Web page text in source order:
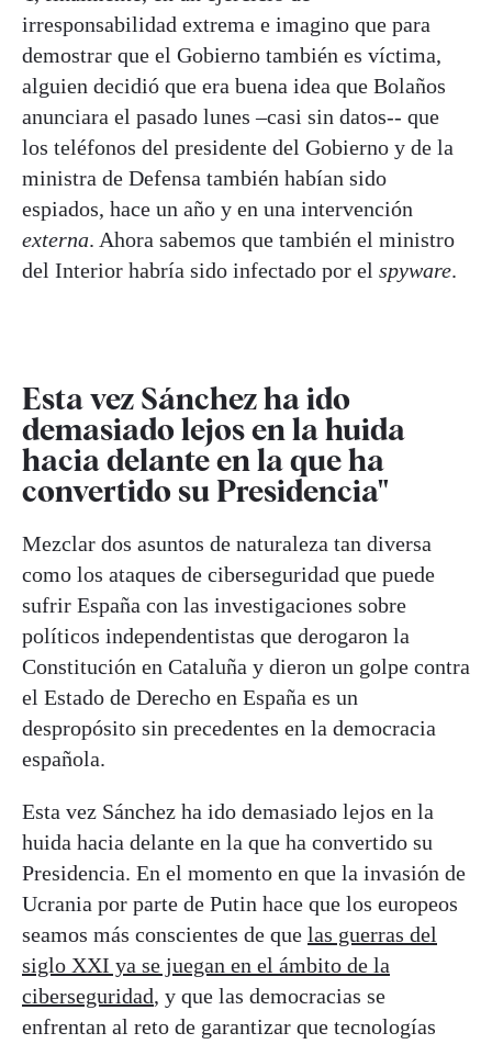
irresponsabilidad extrema e imagino que para
demostrar que el Gobierno también es víctima,
alguien decidió que era buena idea que Bolaños
anunciara el pasado lunes –casi sin datos-- que
los teléfonos del presidente del Gobierno y de la
ministra de Defensa también habían sido
espiados, hace un año y en una intervención
externa. Ahora sabemos que también el ministro
del Interior habría sido infectado por el spyware.
Esta vez Sánchez ha ido
demasiado lejos en la huida
hacia delante en la que ha
convertido su Presidencia"
Mezclar dos asuntos de naturaleza tan diversa
como los ataques de ciberseguridad que puede
sufrir España con las investigaciones sobre
políticos independentistas que derogaron la
Constitución en Cataluña y dieron un golpe contra
el Estado de Derecho en España es un
despropósito sin precedentes en la democracia
española.
Esta vez Sánchez ha ido demasiado lejos en la
huida hacia delante en la que ha convertido su
Presidencia. En el momento en que la invasión de
Ucrania por parte de Putin hace que los europeos
seamos más conscientes de que las guerras del
siglo XXI ya se juegan en el ámbito de la
ciberseguridad, y que las democracias se
enfrentan al reto de garantizar que tecnologías